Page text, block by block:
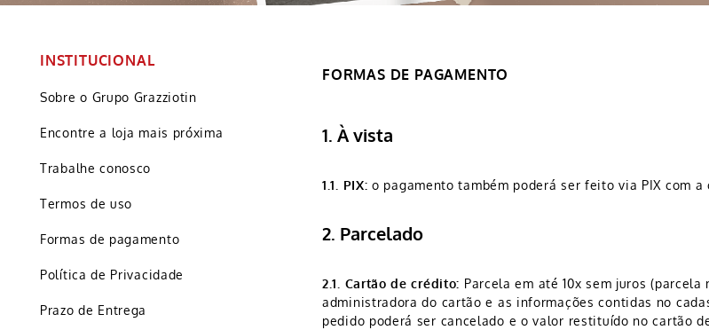
INSTITUCIONAL
Sobre o Grupo Grazziotin
Encontre a loja mais próxima
Trabalhe conosco
Termos de uso
Formas de pagamento
Política de Privacidade
Prazo de Entrega
FORMAS DE PAGAMENTO
1. À vista
1.1. PIX: o pagamento também poderá ser feito via PIX com
2. Parcelado
2.1. Cartão de crédito: Parcela em até 10x sem juros
administradora do cartão e as informações contidas no
pedido poderá ser cancelado e o valor restituído no cartão